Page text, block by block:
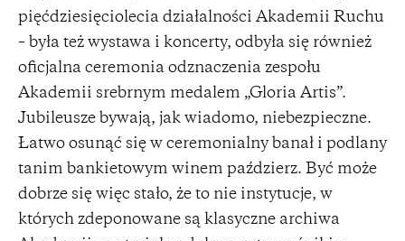
pięćdziesięciolecia działalności Akademii Ruchu
– była też wystawa i koncerty, odbyła się również
oficjalna ceremonia odznaczenia zespołu
Akademii srebrnym medalem „Gloria Artis”.
Jubileusze bywają, jak wiadomo, niebezpieczne.
Łatwo osunąć się w ceremonialny banał i podlany
tanim bankietowym winem paździerz. Być może
dobrze się więc stało, że to nie instytucje, w
których zdeponowane są klasyczne archiwa